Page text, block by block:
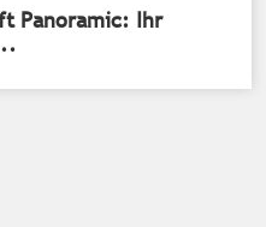
Panoramic: Ihr